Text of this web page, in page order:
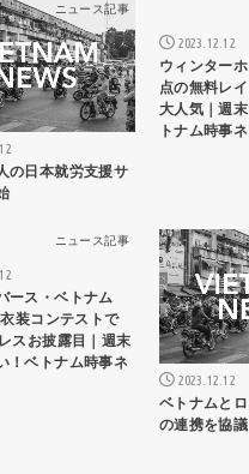
ニュース記事
の日本就労支援サ
2023.12.12
ウィンター
点の無料レ
大人気｜週
トナム時事
ニュース記事
ース・ベトナム
装コンテストで
スお披露目｜週末
！ベトナム時事ネ
2023.12.12
ベトナムと
の連携を協議